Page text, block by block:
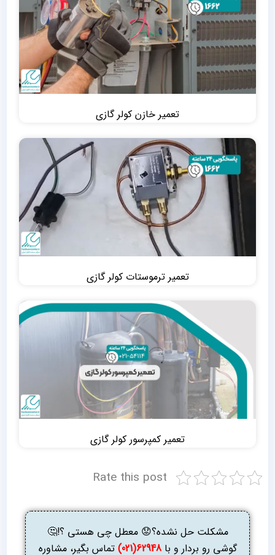
تعمیر خازن کولر گازی
تعمیر ترموستات کولر گازی
تعمیر کمپرسور کولر گازی
Rate this post
مشکلت حل نشده؟😟 معطل چی هستی ؟!🤔
گوشی رو بردار و با62948(021)
تماس بگیر، مشاوره